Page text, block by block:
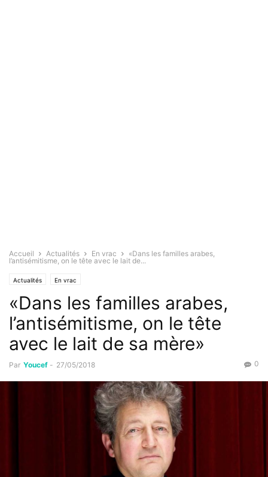
Accueil Actualités En vrac
«Dans les familles arabes,
l’antisémitisme, on le tête avec le lait de...
Actualités En vrac
«Dans les familles arabes,
l’antisémitisme, on le tête
avec le lait de sa mère»
Par Youcef - 27/05/2018 0